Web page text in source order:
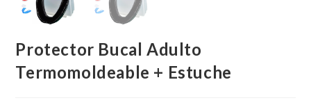
Protector Bucal Adulto
Termomoldeable + Estuche